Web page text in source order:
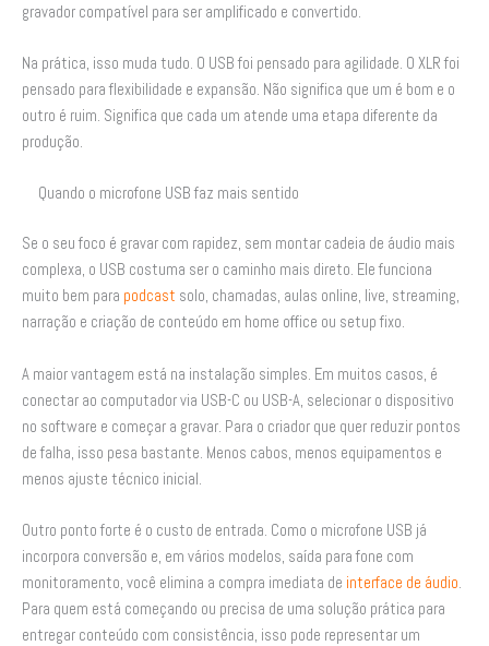
gravador compatível para ser amplificado e convertido.
Na prática, isso muda tudo. O USB foi pensado para agilidade. O XLR foi
pensado para flexibilidade e expansão. Não significa que um é bom e o
outro é ruim. Significa que cada um atende uma etapa diferente da
produção.
Quando o microfone USB faz mais sentido
Se o seu foco é gravar com rapidez, sem montar cadeia de áudio mais
complexa, o USB costuma ser o caminho mais direto. Ele funciona
muito bem para podcast solo, chamadas, aulas online, live, streaming,
narração e criação de conteúdo em home office ou setup fixo.
A maior vantagem está na instalação simples. Em muitos casos, é
conectar ao computador via USB-C ou USB-A, selecionar o dispositivo
no software e começar a gravar. Para o criador que quer reduzir pontos
de falha, isso pesa bastante. Menos cabos, menos equipamentos e
menos ajuste técnico inicial.
Outro ponto forte é o custo de entrada. Como o microfone USB já
incorpora conversão e, em vários modelos, saída para fone com
monitoramento, você elimina a compra imediata de interface de áudio.
Para quem está começando ou precisa de uma solução prática para
entregar conteúdo com consistência, isso pode representar um